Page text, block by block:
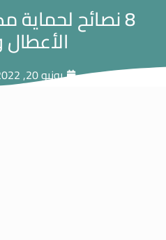
8 نصائح
يونيو 20, 2022